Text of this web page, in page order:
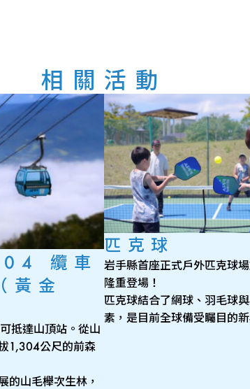
相關活動
纜車
黃金
抵達山頂站。從山
1,304公尺的前森
的山毛櫸次生林，
匹克球
岩手縣首座正式戶外匹克球
隆重登場！
匹克球結合了網球、羽毛球
素，是目前全球備受矚目的新